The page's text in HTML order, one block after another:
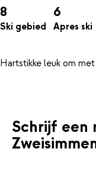
8
Ski gebied
6
Apres ski
Hartstikke leuk om
Schrijf een